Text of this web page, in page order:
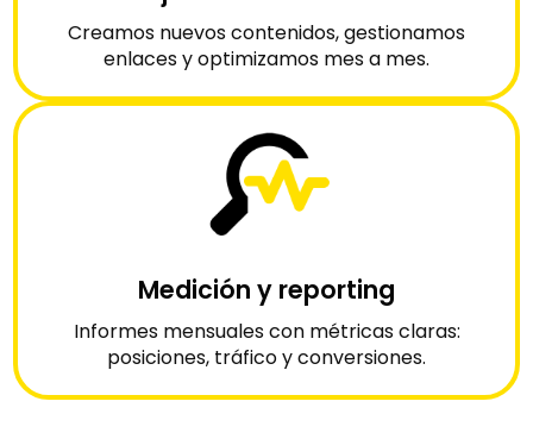
Creamos nuevos contenidos, gestionamos
enlaces y optimizamos mes a mes.
Medición y reporting
Informes mensuales con métricas claras:
posiciones, tráfico y conversiones.